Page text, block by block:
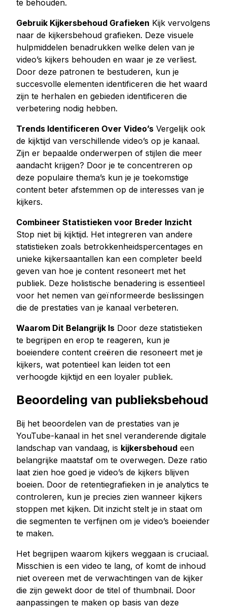
te behouden.
Gebruik Kijkersbehoud Grafieken Kijk vervolgens
naar de kijkersbehoud grafieken. Deze visuele
hulpmiddelen benadrukken welke delen van je
video’s kijkers behouden en waar je ze verliest.
Door deze patronen te bestuderen, kun je
succesvolle elementen identificeren die het waard
zijn te herhalen en gebieden identificeren die
verbetering nodig hebben.
Trends Identificeren Over Video’s Vergelijk ook
de kijktijd van verschillende video’s op je kanaal.
Zijn er bepaalde onderwerpen of stijlen die meer
aandacht krijgen? Door je te concentreren op
deze populaire thema’s kun je je toekomstige
content beter afstemmen op de interesses van je
kijkers.
Combineer Statistieken voor Breder Inzicht
Stop niet bij kijktijd. Het integreren van andere
statistieken zoals betrokkenheidspercentages en
unieke kijkersaantallen kan een completer beeld
geven van hoe je content resoneert met het
publiek. Deze holistische benadering is essentieel
voor het nemen van geïnformeerde beslissingen
die de prestaties van je kanaal verbeteren.
Waarom Dit Belangrijk Is Door deze statistieken
te begrijpen en erop te reageren, kun je
boeiendere content creëren die resoneert met je
kijkers, wat potentieel kan leiden tot een
verhoogde kijktijd en een loyaler publiek.
Beoordeling van publieksbehoud
Bij het beoordelen van de prestaties van je
YouTube-kanaal in het snel veranderende digitale
landschap van vandaag, is kijkersbehoud een
belangrijke maatstaf om te overwegen. Deze ratio
laat zien hoe goed je video’s de kijkers blijven
boeien. Door de retentiegrafieken in je analytics te
controleren, kun je precies zien wanneer kijkers
stoppen met kijken. Dit inzicht stelt je in staat om
die segmenten te verfijnen om je video’s boeiender
te maken.
Het begrijpen waarom kijkers weggaan is cruciaal.
Misschien is een video te lang, of komt de inhoud
niet overeen met de verwachtingen van de kijker
die zijn gewekt door de titel of thumbnail. Door
aanpassingen te maken op basis van deze